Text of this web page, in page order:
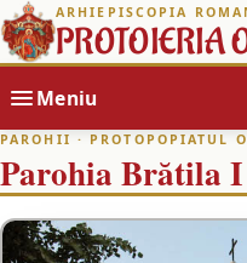
ARHIEPISCOPIA
PROTOIERIA
Meniu
PAROHII · PROTOPOPIATUL
Parohia Brătila I